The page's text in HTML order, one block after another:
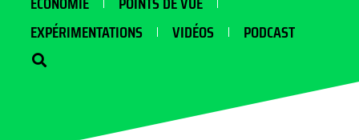
EXPÉRIMENTATIONS
VIDÉOS PODCAST